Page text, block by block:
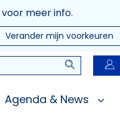
voor meer info.
Verander mijn voorkeuren
Zoeken
Agenda & News